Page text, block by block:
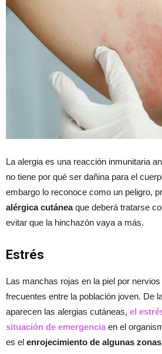
La alergia es una reacción inmunitaria
no tiene por qué ser dañina para el
embargo lo reconoce como un peligro,
alérgica cutáneaque deberá tratarse
evitar que la hinchazón vaya a más.
Estrés
Las manchas rojas en la piel por
frecuentes entre la población joven. De
aparecen las alergias cutáneas, el
situación de emergencia en el
es el enrojecimiento de algunas